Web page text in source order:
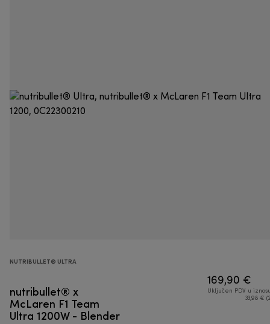
NUTRIBULLET® ULTRA
nutribullet® x
McLaren F1 Team
Ultra 1200W - Blender
169,90 €
Uključen PDV u
33,98 €